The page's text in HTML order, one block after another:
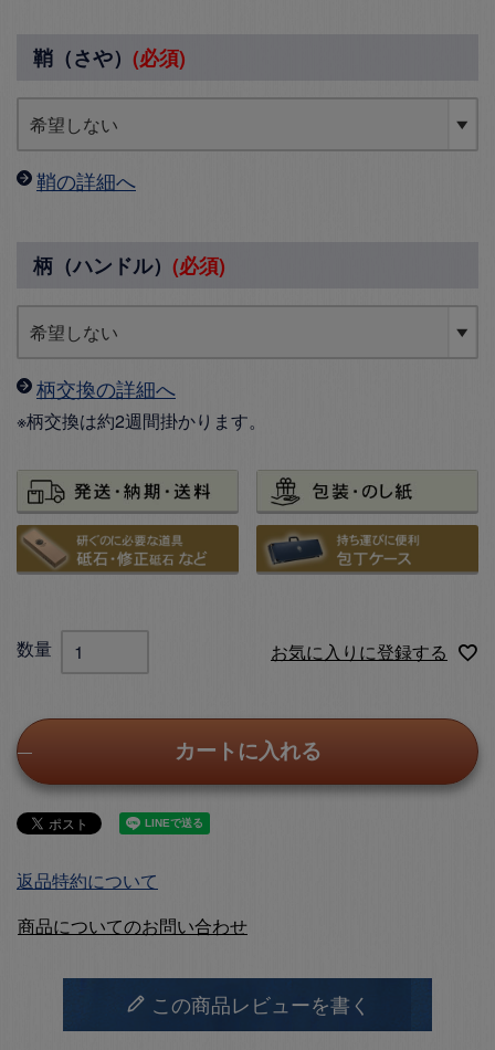
鞘（さや） (必須)
鞘の詳細へ
柄（ハンドル） (必須)
柄交換の詳細へ
※柄交換は約2週間掛かります。
お気に入りに登録する
カートに入れる
返品特約について
商品についてのお問い合わせ
この商品レビューを書く